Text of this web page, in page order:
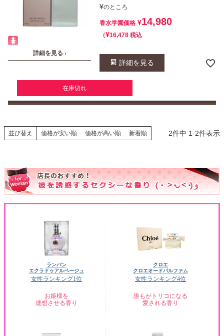
詳細を見る ›
¥のところ
香水学園価格 ¥14,980
¥16,478 税込
詳細を見る
在庫切れ
並び替え 価格が安い順 価格が高い順 新着順 2件中 1-2件表示
ランバン
エクラドゥアルページュ
女性ランキング1位
お姫様を
連想させる香り
クロエ
クロエオードパルファム
女性ランキング4位
誰もがトリコになる
愛される香り